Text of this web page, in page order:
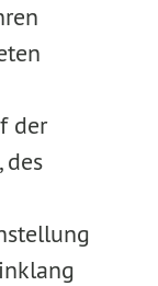
der
des